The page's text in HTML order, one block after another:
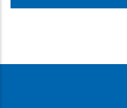
PÁGINA